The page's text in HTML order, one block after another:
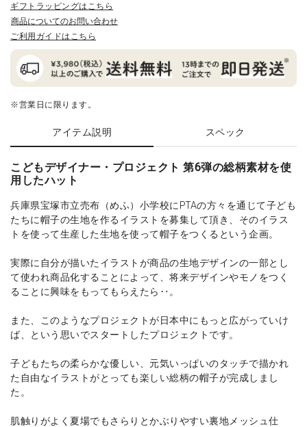
ギフトラッピングはこちら
商品についてのお問い合わせ
ご利用ガイドはこちら
※営業日に限ります。
アイテム説明 スペック
こどもデザイナー・プロジェクト 第6弾の総柄素材を使
用したハット
兵庫県宝塚市立売布（めふ）小学校にPTAの方々を通じて子ども
たちに帽子の生地を作るイラストを募集して頂き、そのイラス
トを使って生産した生地を使って帽子をつくるという企画。
実際に自分が描いたイラストが商品の生地デザインの一部とし
て使われ商品化することによって、将来デザインやモノをつく
ることに興味をもってもらえたら‥。
また、このようなプロジェクトが日本中にもっと広がっていけ
ば、という思いでスタートしたプロジェクトです。
子どもたちの柔らかな優しい、元気いっぱいのタッチで描かれ
た自由なイラストがとっても楽しい総柄の帽子が完成しまし
た。
肌触りがよく夏場でもさらりとかぶりやすい裏地メッシュ仕